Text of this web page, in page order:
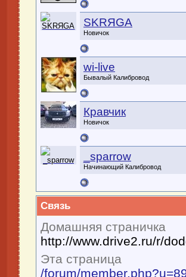
SKRЯGA
Новичок
wi-live
Бывалый Калибровод
Кравчик
Новичок
_sparrow
Начинающий Калибровод
Связь
Домашняя страничка
http://www.drive2.ru/r/
Эта страница
/forum/